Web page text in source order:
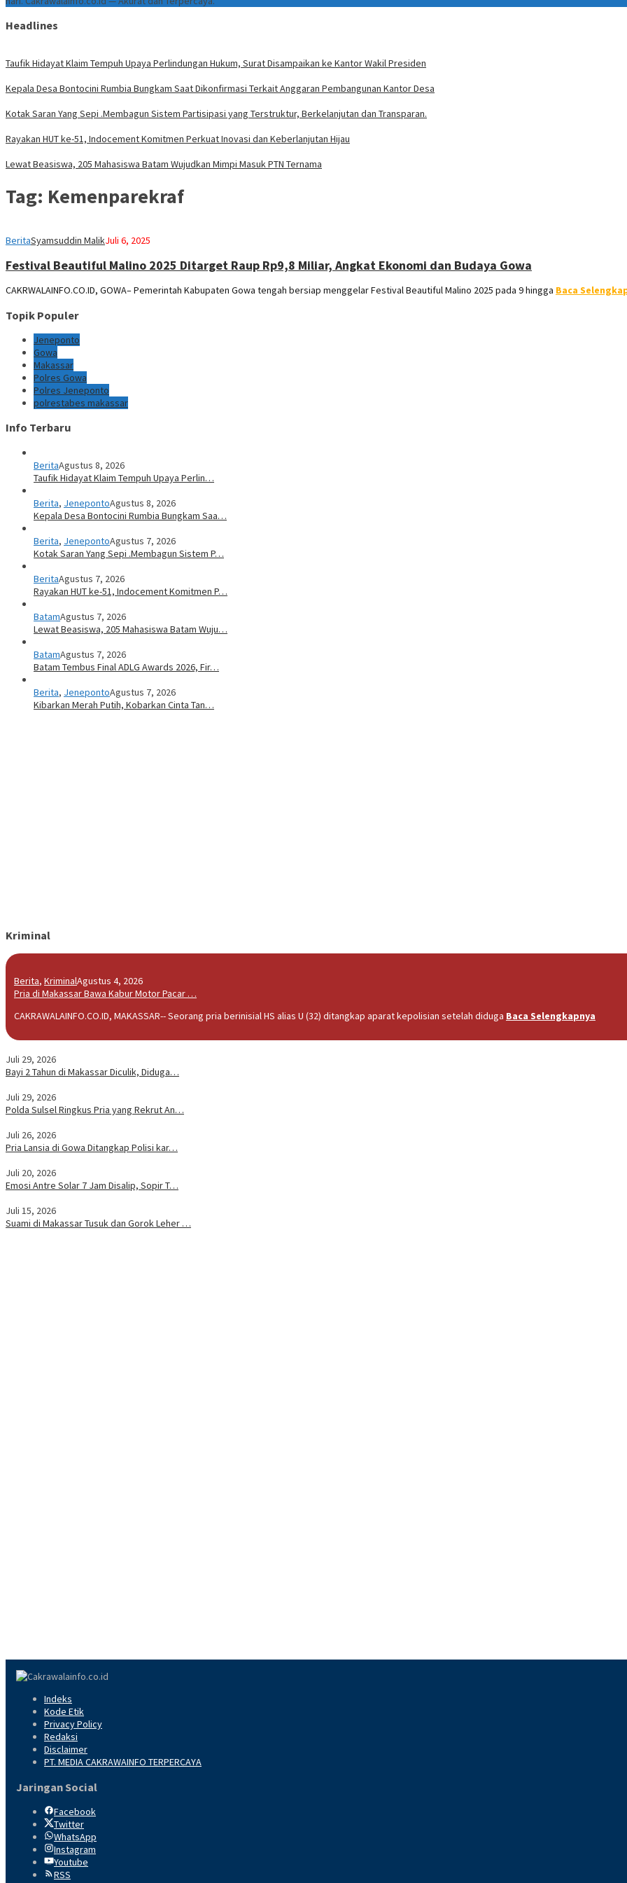
Headlines
Taufik Hidayat Klaim Tempuh Upaya Perlindungan Hukum, Surat Disampaikan ke Kantor Wakil Presiden
Kepala Desa Bontocini Rumbia Bungkam Saat Dikonfirmasi Terkait Anggaran Pembangunan Kantor Desa
Kotak Saran Yang Sepi .Membagun Sistem Partisipasi yang Terstruktur, Berkelanjutan dan Transparan.
Rayakan HUT ke-51, Indocement Komitmen Perkuat Inovasi dan Keberlanjutan Hijau
Lewat Beasiswa, 205 Mahasiswa Batam Wujudkan Mimpi Masuk PTN Ternama
Tag: Kemenparekraf
BeritaSyamsuddin MalikJuli 6, 2025
Festival Beautiful Malino 2025 Ditarget Raup Rp9,8 Miliar, Angkat Ekonomi dan Budaya Gowa
CAKRWALAINFO.CO.ID, GOWA– Pemerintah Kabupaten Gowa tengah bersiap menggelar Festival Beautiful Malino 2025 pada 9 hingga Baca
Topik Populer
Jeneponto
Gowa
Makassar
Polres Gowa
Polres Jeneponto
polrestabes makassar
Info Terbaru
BeritaAgustus 8, 2026
Taufik Hidayat Klaim Tempuh Upaya Perlin…
Berita, JenepontoAgustus 8, 2026
Kepala Desa Bontocini Rumbia Bungkam Saa…
Berita, JenepontoAgustus 7, 2026
Kotak Saran Yang Sepi .Membagun Sistem P…
BeritaAgustus 7, 2026
Rayakan HUT ke-51, Indocement Komitmen P…
BatamAgustus 7, 2026
Lewat Beasiswa, 205 Mahasiswa Batam Wuju…
BatamAgustus 7, 2026
Batam Tembus Final ADLG Awards 2026, Fir…
Berita, JenepontoAgustus 7, 2026
Kibarkan Merah Putih, Kobarkan Cinta Tan…
Kriminal
Berita, KriminalAgustus 4, 2026
Pria di Makassar Bawa Kabur Motor Pacar …
CAKRAWALAINFO.CO.ID, MAKASSAR-- Seorang pria berinisial HS alias U (32) ditangkap aparat kepolisian setelah diduga Baca Selengkapnya
Juli 29, 2026
Bayi 2 Tahun di Makassar Diculik, Diduga…
Juli 29, 2026
Polda Sulsel Ringkus Pria yang Rekrut An…
Juli 26, 2026
Pria Lansia di Gowa Ditangkap Polisi kar…
Juli 20, 2026
Emosi Antre Solar 7 Jam Disalip, Sopir T…
Juli 15, 2026
Suami di Makassar Tusuk dan Gorok Leher …
Indeks
Kode Etik
Privacy Policy
Redaksi
Disclaimer
PT. MEDIA CAKRAWAINFO TERPERCAYA
Jaringan Social
Facebook
Twitter
WhatsApp
Instagram
Youtube
RSS